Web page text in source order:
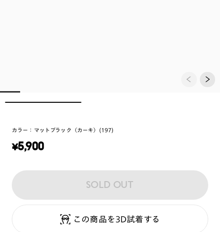
カラー： マットブラック（カーキ）(197)
¥5,900
SOLD OUT
この商品を3D試着する